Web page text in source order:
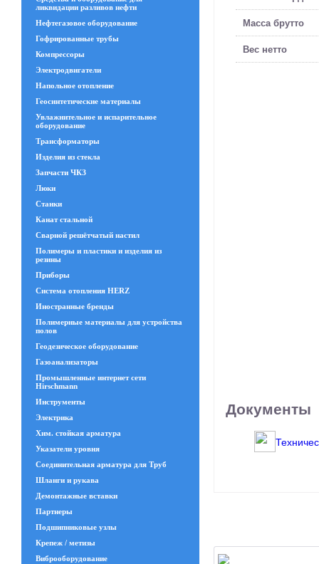
ликвидации разливов нефти
Нефтегазовое оборудование
Гофрированные трубы
Компрессоры
Электродвигатели
Напольное отопление
Геосинтетические материалы
Увлажнительное и испарительное
оборудование
Трансформаторы
Изделия из стекла
Запчасти ЧКЗ
Люки
Станки
Канат стальной
Сварной решётчатый настил
Полимеры и пластики и изделия из
резины
Приборы
Система отопления HERZ
Иностранные бренды
Полимерные материалы для устройства
полов
Геодезическое оборудование
Газоанализаторы
Промышленные интернет сети
Hirschmann
Инструменты
Электрика
Хим. стойкая арматура
Указатели уровня
Соединительная арматура для Труб
Шланги и рукава
Демонтажные вставки
Партнеры
Подшипниковые узлы
Крепеж / метизы
Виброоборудование
Масса брутто
Вес нетто
Документы